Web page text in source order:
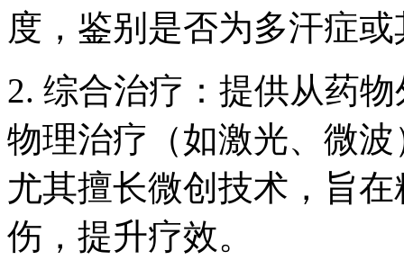
度，鉴别是否为多汗症
2. 综合治疗：提供从药
物理治疗（如激光、微
尤其擅长微创技术，旨
伤，提升疗效。